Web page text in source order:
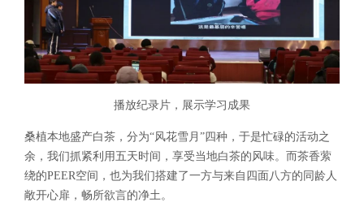
播放纪录片，展示学习成果
桑植本地盛产白茶，分为“风花雪月”四种，于是忙碌的活动之
余，我们抓紧利用五天时间，享受当地白茶的风味。而茶香萦
绕的PEER空间，也为我们搭建了一方与来自四面八方的同龄人
敞开心扉，畅所欲言的净土。